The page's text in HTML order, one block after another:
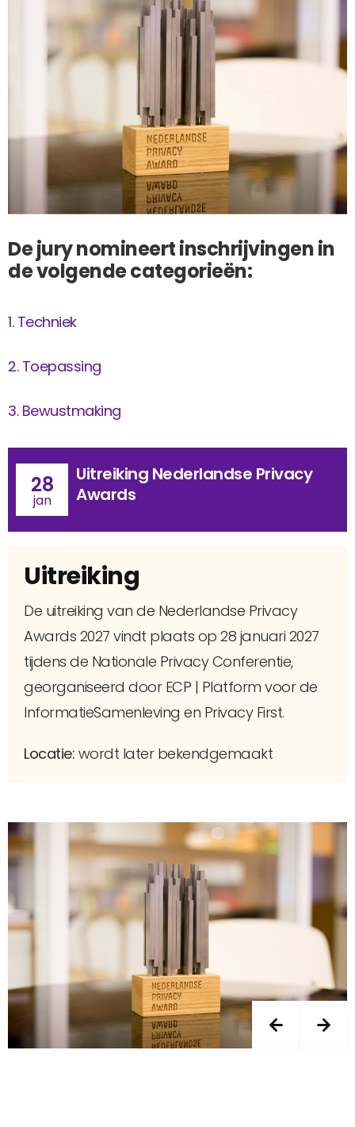
De jury nomineert inschrijvingen in
de volgende categorieën:
Techniek
Toepassing
Bewustmaking
28
jan
Uitreiking Nederlandse Privacy
Awards
Uitreiking
De uitreiking van de Nederlandse Privacy
Awards 2027 vindt plaats op 28 januari 2027
tijdens de Nationale Privacy Conferentie,
georganiseerd door ECP | Platform voor de
InformatieSamenleving en Privacy First.
Locatie: wordt later bekendgemaakt